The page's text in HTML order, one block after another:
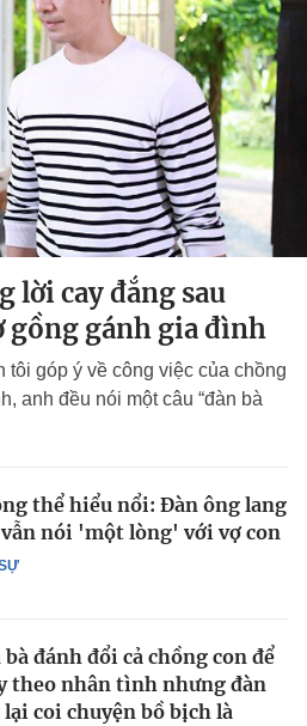
lời cay đắng sau
gồng gánh gia đình
tôi góp ý về công việc của chồng
anh đều nói một câu “đàn bà
thể hiểu nổi: Đàn ông lang
nói 'một lòng' với vợ con
đánh đổi cả chồng con để
theo nhân tình nhưng đàn
lại coi chuyện bồ bịch là